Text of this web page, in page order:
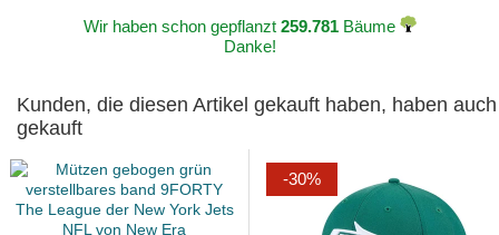
Wir haben schon gepflanzt 259.781Bäume
Danke!
Kunden, die diesen Artikel gekauft haben, haben auch
gekauft
-30%